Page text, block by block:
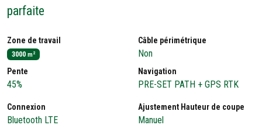
parfaite
Zone de travail
3000 m2
Câble périmétrique
Non
Pente
45%
Navigation
PRE-SET PATH + GPS RTK
Connexion
Bluetooth LTE
Ajustement Hauteur de coupe
Manuel